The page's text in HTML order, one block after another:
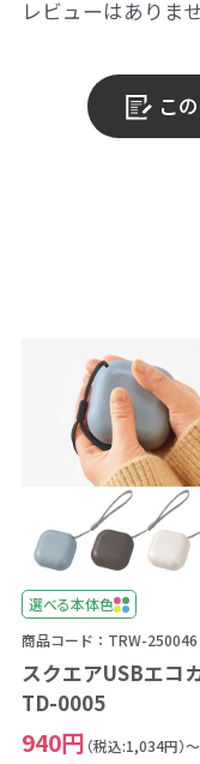
レビューはありませ
こ
選べる本体色
商品コード：TRW-250046
スクエアUSBエコ
TD-0005
940円 （税込:1,034円）～